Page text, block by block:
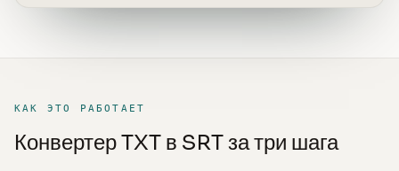
КАК ЭТО РАБОТАЕТ
Конвертер TXT в SRT за три шага